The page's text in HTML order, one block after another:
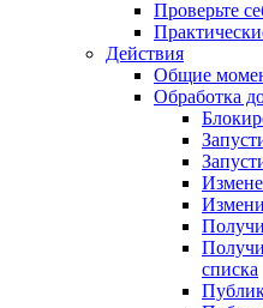
Проверьте
Действия
Общие
Обработка
списка